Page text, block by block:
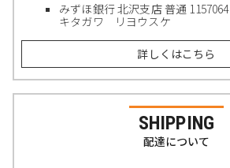
みずほ銀行 北沢支店 普通 1157064
キタガワ リヨウスケ
詳しくはこちら
SHIPPING
配達について